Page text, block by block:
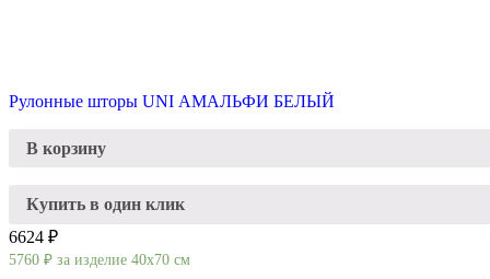
Рулонные шторы UNI АМАЛЬФИ БЕЛЫЙ
В корзину
Купить в один клик
6624 ₽
5760 ₽ за изделие 40х70 см